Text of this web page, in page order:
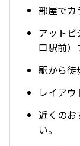
部屋でカ
アットビ
口駅前）
駅から徒
レイア
近くのお
い。